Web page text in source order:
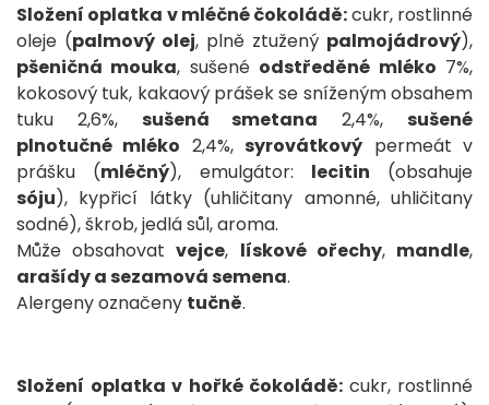
Složení oplatka v mléčné čokoládě:cukr, rostlinné
oleje (palmový olej, plně ztužený palmojádrový),
pšeničná mouka, sušené odstředěné mléko 7%,
kokosový tuk, kakaový prášek se sníženým obsahem
tuku 2,6%, sušená smetana 2,4%,sušené
plnotučné mléko 2,4%,syrovátkový permeát v
prášku (mléčný), emulgátor: lecitin (obsahuje
sóju), kypřicí látky (uhličitany amonné, uhličitany
sodné), škrob, jedlá sůl, aroma.
Může obsahovatvejce, lískové ořechy, mandle,
arašídy a sezamová semena.
Alergeny označeny tučně.
Složení oplatka v hořké čokoládě: cukr, rostlinné